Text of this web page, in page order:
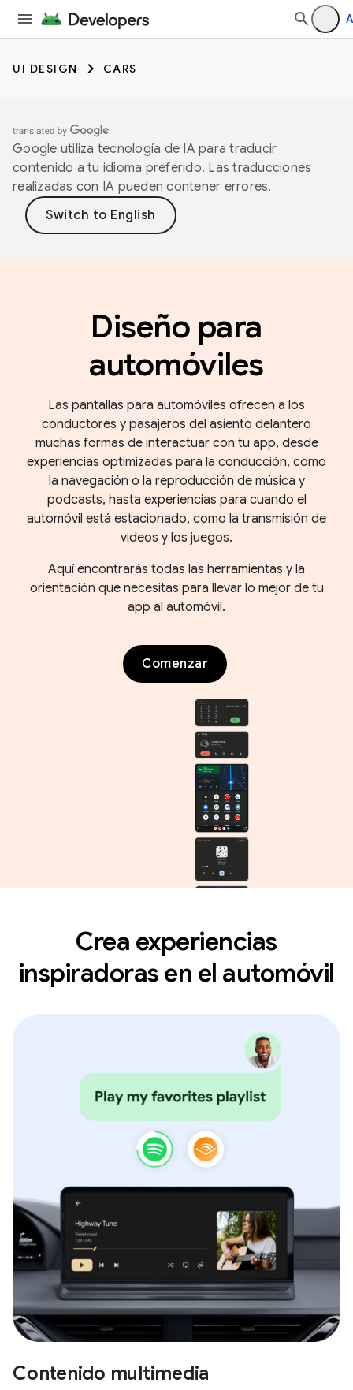
UI DESIGN CARS
Google utiliza tecnología de IA para traducir
contenido a tu idioma preferido. Las traducciones
realizadas con IA pueden contener errores.
Diseño para
automóviles
Las pantallas para automóviles ofrecen a los
conductores y pasajeros del asiento delantero
muchas formas de interactuar con tu app, desde
experiencias optimizadas para la conducción, como
la navegación o la reproducción de música y
podcasts, hasta experiencias para cuando el
automóvil está estacionado, como la transmisión de
videos y los juegos.
Aquí encontrarás todas las herramientas y la
orientación que necesitas para llevar lo mejor de tu
app al automóvil.
Comenzar
Crea experiencias
inspiradoras en el automóvil
Contenido multimedia